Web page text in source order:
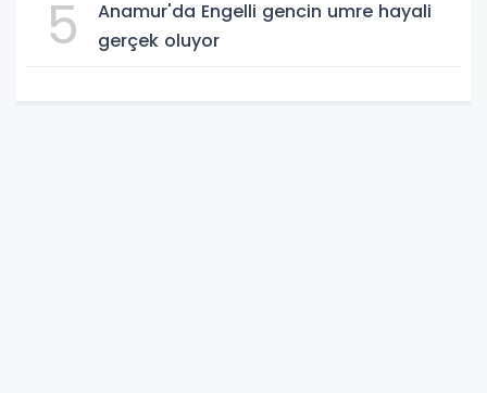
5
Anamur'da Engelli gencin umre hayali
gerçek oluyor